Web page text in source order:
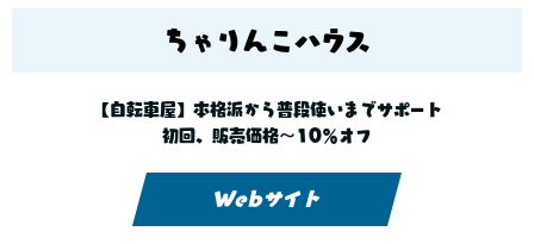
ちゃりんこハウス
【自転車屋】本格派から普段使いまでサポート
初回、販売価格～10％オフ
Webサイト